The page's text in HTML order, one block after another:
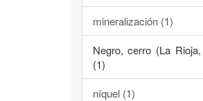
mineralización (1)
Negro, cerro (La
(1)
níquel (1)